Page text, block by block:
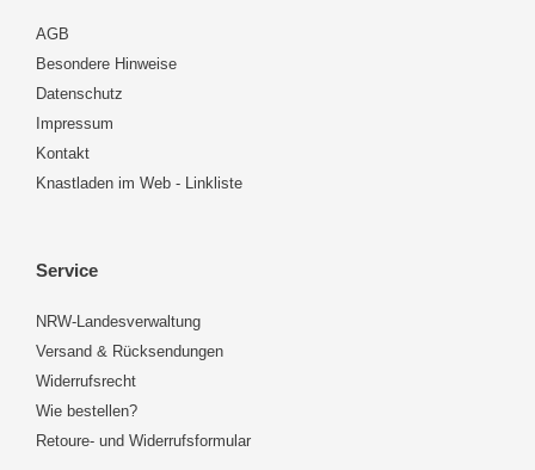
AGB
Besondere Hinweise
Datenschutz
Impressum
Kontakt
Knastladen im Web - Linkliste
Service
NRW-Landesverwaltung
Versand & Rücksendungen
Widerrufsrecht
Wie bestellen?
Retoure- und Widerrufsformular